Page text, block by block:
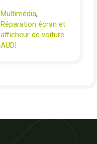
Multimédia,
Réparation écran et
afficheur de voiture
AUDI